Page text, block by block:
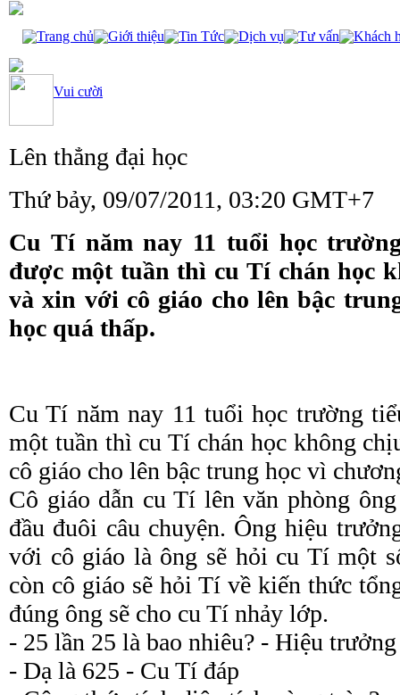
Trang chủ Giới thiệu Tin Tức Dịch vụ Tư vấn Khách
Vui cười
Lên thẳng đại học
Thứ bảy, 09/07/2011, 03:20 GMT+7
Cu Tí năm nay 11 tuổi học
được một tuần thì cu Tí chán học
và xin với cô giáo cho lên bậc
học quá thấp.
Cu Tí năm nay 11 tuổi học trường
một tuần thì cu Tí chán học không
cô giáo cho lên bậc trung học vì
Cô giáo dẫn cu Tí lên văn phòng
đầu đuôi câu chuyện. Ông hiệu
với cô giáo là ông sẽ hỏi cu Tí một
còn cô giáo sẽ hỏi Tí về kiến thức
đúng ông sẽ cho cu Tí nhảy lớp.
- 25 lần 25 là bao nhiêu? - Hiệu
- Dạ là 625 - Cu Tí đáp